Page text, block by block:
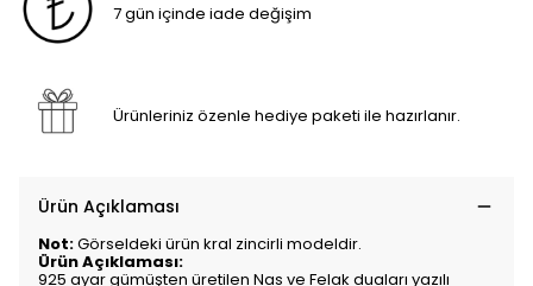
7 gün içinde iade değişim
Ürünleriniz özenle hediye paketi ile hazırlanır.
Ürün Açıklaması
Not:Görseldeki ürün kral zincirli modeldir.
Ürün Açıklaması:
925 ayar gümüşten üretilen Nas ve Felak duaları yazılı